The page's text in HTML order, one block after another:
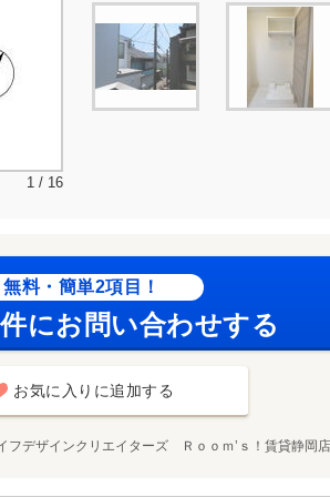
1 / 16
無料・簡単2項目！
にお問い合わせする
お気に入りに追加する
フデザインクリエイターズ Ｒｏｏｍ’ｓ！賃貸静岡店